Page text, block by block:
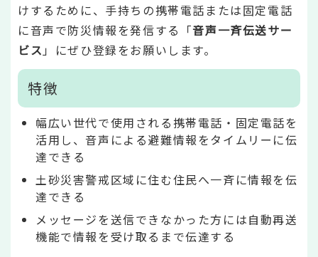
けするために、手持ちの携帯電話または固定電話
に音声で防災情報を発信する「音声一斉伝送サー
ビス 」にぜひ登録をお願いします。
特徴
幅広い世代で使用される携帯電話・固定電話を
活用し、音声による避難情報をタイムリーに伝
達できる
土砂災害警戒区域に住む住民へ一斉に情報を伝
達できる
メッセージを送信できなかった方には自動再送
機能で情報を受け取るまで伝達する